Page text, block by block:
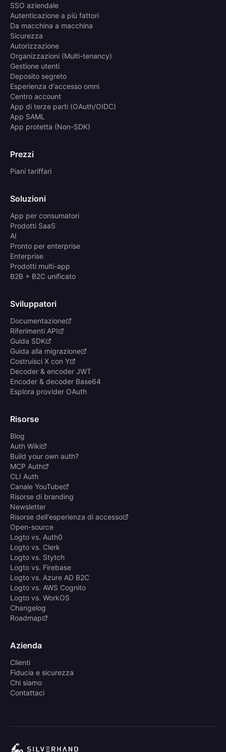
SSO aziendale
Autenticazione a più fattori
Da macchina a macchina
Sicurezza
Autorizzazione
Organizzazioni (Multi-tenancy)
Gestione utenti
Deposito segreto
Esperienza d'accesso omni
Centro account
App di terze parti (OAuth/OIDC)
App SAML
App protetta (Non-SDK)
Prezzi
Piani tariffari
Soluzioni
App per consumatori
Prodotti SaaS
AI
Pronto per enterprise
Enterprise
Prodotti multi-app
B2B + B2C unificato
Sviluppatori
Documentazione
Riferimenti API
Guida SDK
Guida alla migrazione
Costruisci X con Y
Decoder & encoder JWT
Encoder & decoder Base64
Esplora provider OAuth
Risorse
Blog
Auth Wiki
Build your own auth?
MCP Auth
CLI Auth
Canale YouTube
Risorse di branding
Newsletter
Risorse dell'esperienza di accesso
Open-source
Logto vs. Auth0
Logto vs. Clerk
Logto vs. Stytch
Logto vs. Firebase
Logto vs. Azure AD B2C
Logto vs. AWS Cognito
Logto vs. WorkOS
Changelog
Roadmap
Azienda
Clienti
Fiducia e sicurezza
Chi siamo
Contattaci